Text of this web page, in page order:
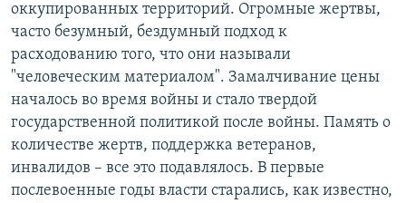
оккупированных территорий. Огромные жертвы,
часто безумный, бездумный подход к
расходованию того, что они называли
"человеческим материалом". Замалчивание цены
началось во время войны и стало твердой
государственной политикой после войны. Память о
количестве жертв, поддержка ветеранов,
инвалидов – все это подавлялось. В первые
послевоенные годы власти старались, как известно,